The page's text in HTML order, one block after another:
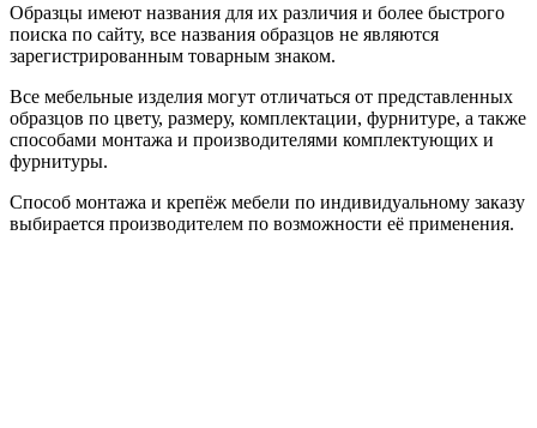
Образцы имеют названия для их различия и более быстрого
поиска по сайту, все названия образцов не являются
зарегистрированным товарным знаком.
Все мебельные изделия могут отличаться от представленных
образцов по цвету, размеру, комплектации, фурнитуре, а также
способами монтажа и производителями комплектующих и
фурнитуры.
Способ монтажа и крепёж мебели по индивидуальному заказу
выбирается производителем по возможности её применения.